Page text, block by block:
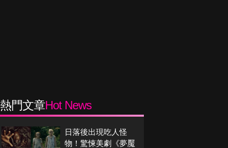
熱門文章Hot News
日落後出現吃人怪
物！驚悚美劇《夢魘